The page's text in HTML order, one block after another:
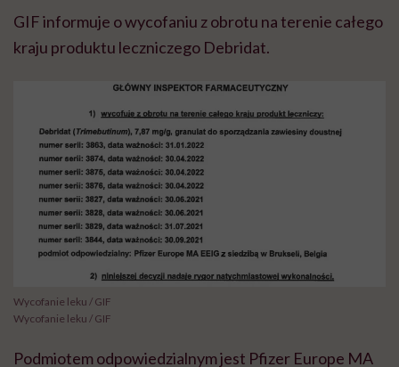
GIF informuje o wycofaniu z obrotu na terenie całego
kraju produktu leczniczego Debridat.
Wycofanie leku / GIF
Wycofanie leku / GIF
Podmiotem odpowiedzialnym jest Pfizer Europe MA